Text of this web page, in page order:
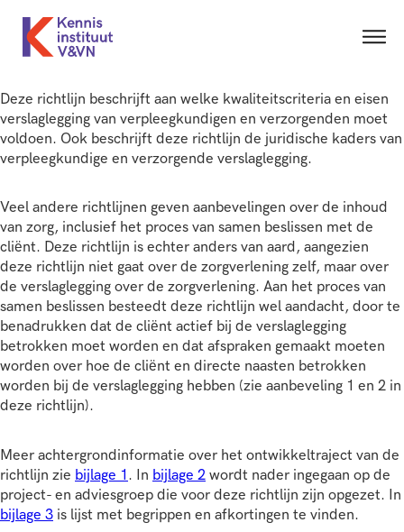
Deze richtlijn beschrijft aan welke kwaliteitscriteria en eisen
verslaglegging van verpleegkundigen en verzorgenden moet
voldoen. Ook beschrijft deze richtlijn de juridische kaders van
verpleegkundige en verzorgende verslaglegging.
Veel andere richtlijnen geven aanbevelingen over de inhoud
van zorg, inclusief het proces van samen beslissen met de
cliënt. Deze richtlijn is echter anders van aard, aangezien
deze richtlijn niet gaat over de zorgverlening zelf, maar over
de verslaglegging over de zorgverlening. Aan het proces van
samen beslissen besteedt deze richtlijn wel aandacht, door te
benadrukken dat de cliënt actief bij de verslaglegging
betrokken moet worden en dat afspraken gemaakt moeten
worden over hoe de cliënt en directe naasten betrokken
worden bij de verslaglegging hebben (zie aanbeveling 1 en 2 in
deze richtlijn).
Meer achtergrondinformatie over het ontwikkeltraject van de
richtlijn zie bijlage 1 . In bijlage 2 wordt nader ingegaan op de
project- en adviesgroep die voor deze richtlijn zijn opgezet. In
bijlage 3 is lijst met begrippen en afkortingen te vinden.